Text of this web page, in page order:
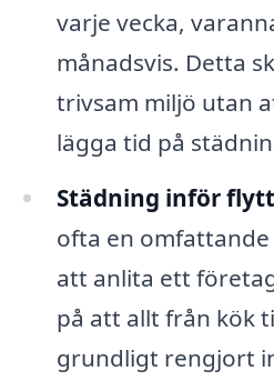
varje vecka,
månadsvis. Detta
trivsam miljö utan
lägga tid på
Städning inför
ofta en
att anlita ett
på att allt från kök
grundligt rengjort